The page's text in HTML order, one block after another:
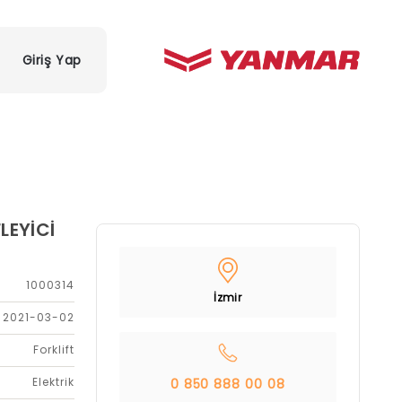
Giriş Yap
1000314
2021-03-02
Forklift
Elektrik
İzmir
0 850 888 00 08